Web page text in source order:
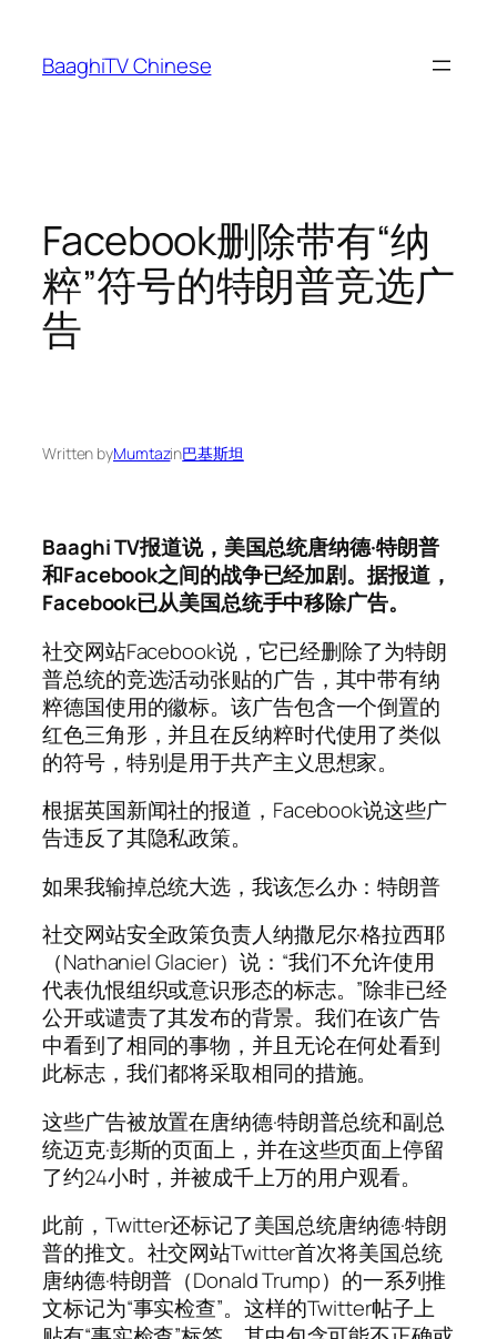
content
BaaghiTV Chinese
Facebook删除带有“纳
粹”符号的特朗普竞选广
告
Written byMumtazin巴基斯坦
Baaghi TV报道说，美国总统唐纳德·特朗普
和Facebook之间的战争已经加剧。据报道，
Facebook已从美国总统手中移除广告。
社交网站Facebook说，它已经删除了为特朗
普总统的竞选活动张贴的广告，其中带有纳
粹德国使用的徽标。该广告包含一个倒置的
红色三角形，并且在反纳粹时代使用了类似
的符号，特别是用于共产主义思想家。
根据英国新闻社的报道，Facebook说这些广
告违反了其隐私政策。
如果我输掉总统大选，我该怎么办：特朗普
社交网站安全政策负责人纳撒尼尔·格拉西耶
（Nathaniel Glacier）说：“我们不允许使用
代表仇恨组织或意识形态的标志。”除非已经
公开或谴责了其发布的背景。我们在该广告
中看到了相同的事物，并且无论在何处看到
此标志，我们都将采取相同的措施。
这些广告被放置在唐纳德·特朗普总统和副总
统迈克·彭斯的页面上，并在这些页面上停留
了约24小时，并被成千上万的用户观看。
此前，Twitter还标记了美国总统唐纳德·特朗
普的推文。社交网站Twitter首次将美国总统
唐纳德·特朗普（Donald Trump）的一系列推
文标记为“事实检查”。这样的Twitter帖子上